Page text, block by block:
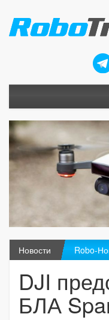
Новости Robo-
DJI
БЛА